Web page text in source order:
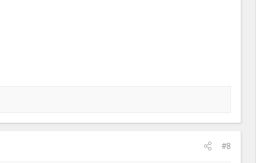
#8